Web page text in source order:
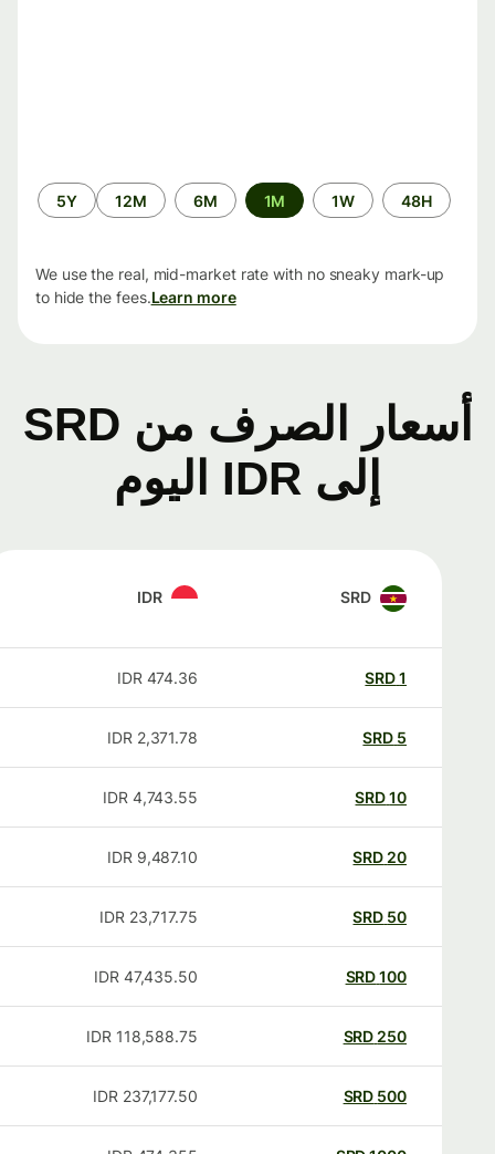
الفترة
الزمنية
48H
1W
1M
6M
12M
5Y
We use the real, mid-market rate with no sneaky mark-up
to hide the fees.Learn more
أسعار الصرف من SRD
إلى IDR اليوم
SRD
IDR
SRD
474.36
IDR
SRD
2,371.78
IDR
SRD
4,743.55
IDR
20
SRD
9,487.10
IDR
50
SRD
23,717.75
IDR
100
SRD
47,435.50
IDR
250
SRD
118,588.75
IDR
500
SRD
237,177.50
IDR